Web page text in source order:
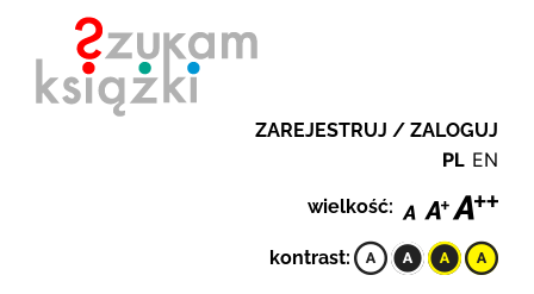
ZAREJESTRUJ / ZALOGUJ
PL EN
wielkość:
kontrast: